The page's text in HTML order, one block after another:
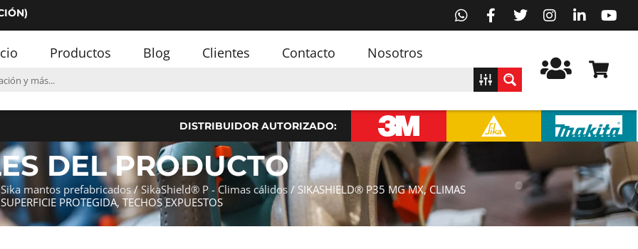
Productos Blog Clientes Contacto Nosotros
DISTRIBUIDOR AUTORIZADO:
DEL PRODUCTO
Sika mantos prefabricados/SikaShield® P - Climas cálidos/ SIKASHIELD® P35 MG MX, CLIMAS
PROTEGIDA, TECHOS EXPUESTOS